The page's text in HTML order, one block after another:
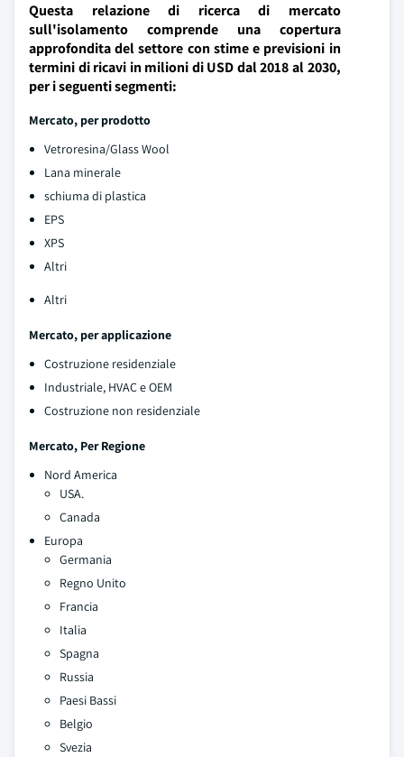
Questa relazione di ricerca di mercato
sull'isolamento comprende una copertura
approfondita del settore con stime e previsioni in
termini di ricavi in milioni di USD dal 2018 al 2030,
per i seguenti segmenti:
Mercato, per prodotto
Vetroresina/Glass Wool
Lana minerale
schiuma di plastica
EPS
XPS
Altri
Altri
Mercato, per applicazione
Costruzione residenziale
Industriale, HVAC e OEM
Costruzione non residenziale
Mercato, Per Regione
Nord America
USA.
Canada
Europa
Germania
Regno Unito
Francia
Italia
Spagna
Russia
Paesi Bassi
Belgio
Svezia